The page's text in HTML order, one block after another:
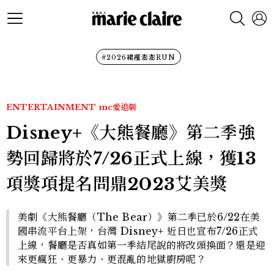
#2026裙襬澎澎RUN
ENTERTAINMENT mc愛追劇
Disney+《大熊餐廳》第二季強
勢回歸將於7/26正式上線，獲13
項獎項提名問鼎2023艾美獎
美劇《大熊餐廳（The Bear）》第二季已於6/22在美
國串流平台上架，台灣 Disney+ 近日也宣布7/26正式
上線，餐廳是否真如第一季結尾說的將改頭換面？還是迎
來更瘋狂、更暴力、更混亂的地獄廚房呢？